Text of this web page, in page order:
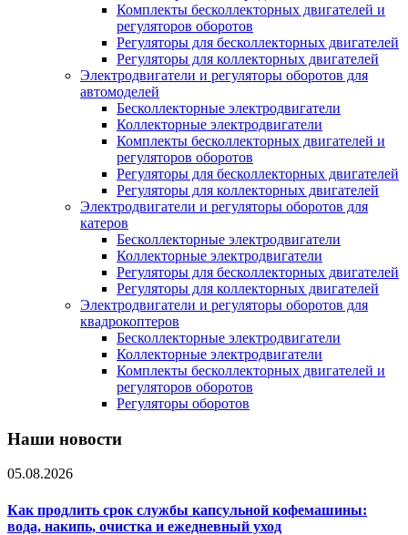
Комплекты бесколлекторных двигателей и
регуляторов оборотов
Регуляторы для бесколлекторных двигателей
Регуляторы для коллекторных двигателей
Электродвигатели и регуляторы оборотов для
автомоделей
Бесколлекторные электродвигатели
Коллекторные электродвигатели
Комплекты бесколлекторных двигателей и
регуляторов оборотов
Регуляторы для бесколлекторных двигателей
Регуляторы для коллекторных двигателей
Электродвигатели и регуляторы оборотов для
катеров
Бесколлекторные электродвигатели
Коллекторные электродвигатели
Регуляторы для бесколлекторных двигателей
Регуляторы для коллекторных двигателей
Электродвигатели и регуляторы оборотов для
квадрокоптеров
Бесколлекторные электродвигатели
Коллекторные электродвигатели
Комплекты бесколлекторных двигателей и
регуляторов оборотов
Регуляторы оборотов
Наши новости
05.08.2026
Как продлить срок службы капсульной кофемашины:
вода, накипь, очистка и ежедневный уход